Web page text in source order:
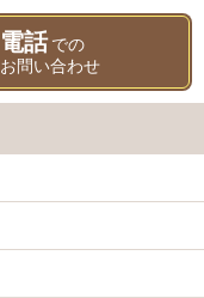
電話 での
お問い合わせ